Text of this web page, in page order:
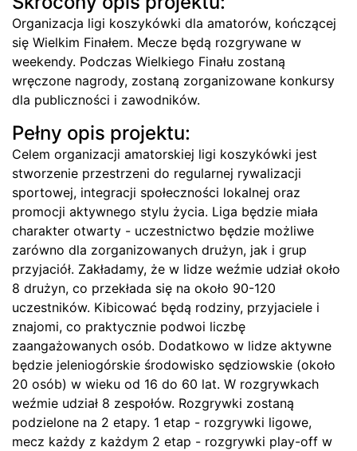
Organizacja ligi koszykówki dla amatorów, kończącej
się Wielkim Finałem. Mecze będą rozgrywane w
weekendy. Podczas Wielkiego Finału zostaną
wręczone nagrody, zostaną zorganizowane konkursy
dla publiczności i zawodników.
Pełny opis projektu:
Celem organizacji amatorskiej ligi koszykówki jest
stworzenie przestrzeni do regularnej rywalizacji
sportowej, integracji społeczności lokalnej oraz
promocji aktywnego stylu życia. Liga będzie miała
charakter otwarty - uczestnictwo będzie możliwe
zarówno dla zorganizowanych drużyn, jak i grup
przyjaciół. Zakładamy, że w lidze weźmie udział około
8 drużyn, co przekłada się na około 90-120
uczestników. Kibicować będą rodziny, przyjaciele i
znajomi, co praktycznie podwoi liczbę
zaangażowanych osób. Dodatkowo w lidze aktywne
będzie jeleniogórskie środowisko sędziowskie (około
20 osób) w wieku od 16 do 60 lat. W rozgrywkach
weźmie udział 8 zespołów. Rozgrywki zostaną
podzielone na 2 etapy. 1 etap - rozgrywki ligowe,
mecz każdy z każdym 2 etap - rozgrywki play-off w